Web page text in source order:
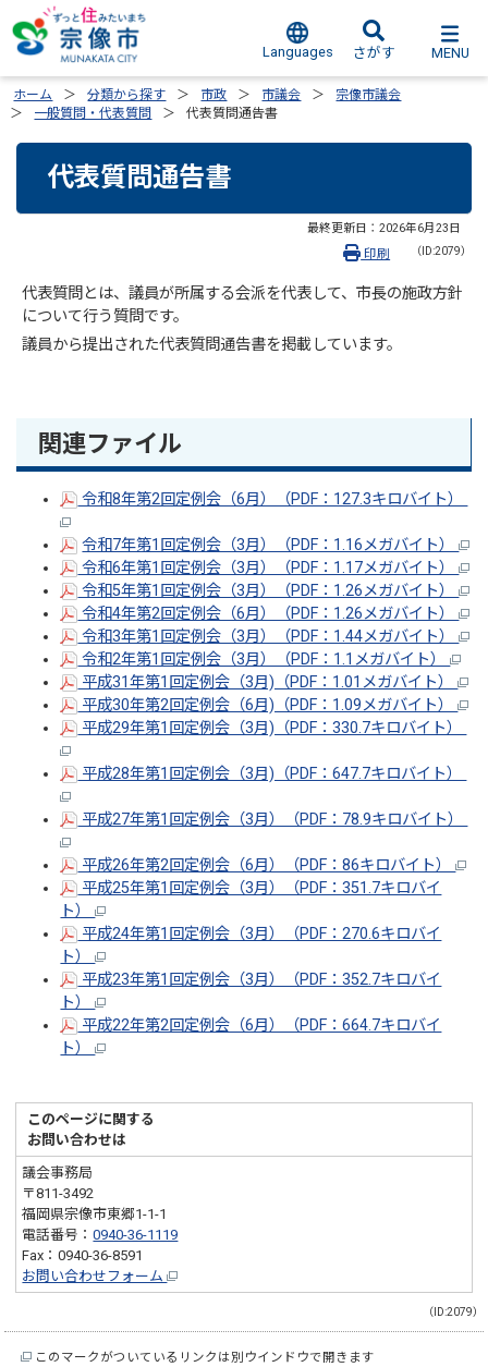
Languages さがす MENU
ホーム 分類から探す 市政 市議会
宗像市議会
一般質問・代表質問
代表質問通告書
代表質問通告書
最終更新日： 2026年6月23日
（ID:2079）
印刷
代表質問とは、議員が所属する会派を代表して、市長の施政方針
について行う質問です。
議員から提出された代表質問通告書を掲載しています。
関連ファイル
令和8年第2回定例会（6月）（PDF：127.3キロバイト）
令和7年第1回定例会（3月）（PDF：1.16メガバイト）
令和6年第1回定例会（3月）（PDF：1.17メガバイト）
令和5年第1回定例会（3月）（PDF：1.26メガバイト）
令和4年第2回定例会（6月）（PDF：1.26メガバイト）
令和3年第1回定例会（3月）（PDF：1.44メガバイト）
令和2年第1回定例会（3月）（PDF：1.1メガバイト）
平成31年第1回定例会（3月)（PDF：1.01メガバイト）
平成30年第2回定例会（6月)（PDF：1.09メガバイト）
平成29年第1回定例会（3月)（PDF：330.7キロバイト）
平成28年第1回定例会（3月)（PDF：647.7キロバイト）
平成27年第1回定例会（3月）（PDF：78.9キロバイト）
平成26年第2回定例会（6月）（PDF：86キロバイト）
平成25年第1回定例会（3月）（PDF：351.7キロバイ
ト）
平成24年第1回定例会（3月）（PDF：270.6キロバイ
ト）
平成23年第1回定例会（3月）（PDF：352.7キロバイ
ト）
平成22年第2回定例会（6月）（PDF：664.7キロバイ
ト）
このページに関する
お問い合わせは
議会事務局
〒811-3492
福岡県宗像市東郷1-1-1
電話番号：0940-36-1119
Fax：0940-36-8591
お問い合わせフォーム
（ID:2079）
このマークがついているリンクは別ウインドウで開きます